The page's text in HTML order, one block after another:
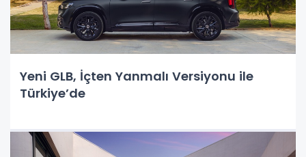
Yeni GLB, İçten Yanmalı Versiyonu ile
Türkiye’de